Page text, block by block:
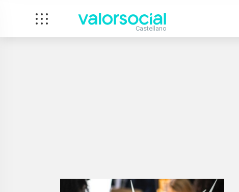
Castellano